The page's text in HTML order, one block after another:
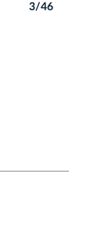
3/46